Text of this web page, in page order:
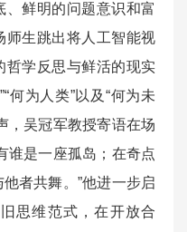
、鲜明的问题意识和富
师生跳出将人工智能视
哲学反思与鲜活的现实
何为人类”以及“何为未
，吴冠军教授寄语在场
谁是一座孤岛；在奇点
者共舞。”他进一步启
思维范式，在开放合